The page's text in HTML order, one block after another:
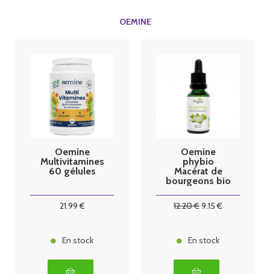
OEMINE
Oemine
Multivitamines
60 gélules
21.99€
En stock
Oemine
phybio
Macérat de
bourgeons bio
12.20€9.15 €
En stock